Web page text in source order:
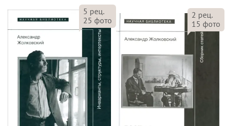
5 рец.
25 фото
2 рец.
15 фото